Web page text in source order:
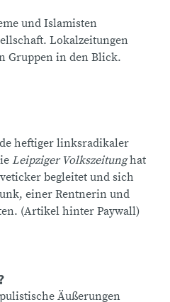
und Islamisten
Lokalzeitungen
Gruppen in den Blick.
heftiger linksradikaler
Leipziger Volkszeitunghat
begleitet und sich
einer Rentnerin und
(Artikel hinter Paywall)
Äußerungen